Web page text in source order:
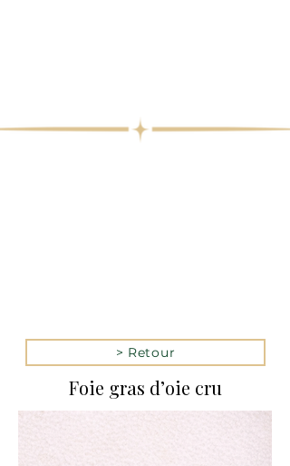
> Retour
Foie gras d’oie cru